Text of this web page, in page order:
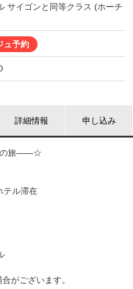
サイゴンと同等クラス (ホーチ
ュ予約
詳細情報 申し込み
の旅――☆
テル滞在
がございます。